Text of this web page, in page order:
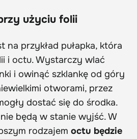
użyciu folii
na przykład pułapka, która
i octu. Wystarczy wlać
i owinąć szklankę od góry
otworami, przez
dostać się do środka.
będą w stanie wyjść. W
rodzajem octu będzie